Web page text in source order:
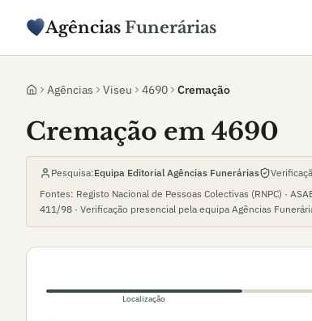
Agências Funerárias
Agências Viseu 4690 Cremação
Cremação em 4690
Pesquisa:Equipa Editorial Agências Funerárias
Fontes: Registo Nacional de Pessoas Colectivas (RNPC) ·
411/98 · Verificação presencial pela equipa Agências
Localização